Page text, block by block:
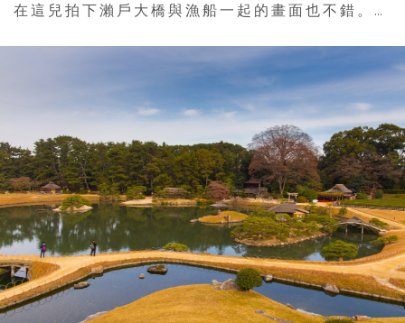
在這兒拍下瀨戶大橋與漁船一起的畫面也不錯。…